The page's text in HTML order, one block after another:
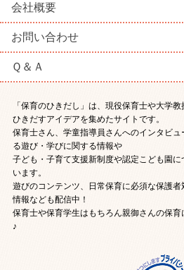
会社概要
お問い合わせ
Ｑ＆Ａ
「保育のひきだし」は、現役保育士や大学
ひきだすアイデアを集めたサイトです。
保育士さん、学童指導員さんへのインタビ
る遊び・学びに関する情報や
子ども・子育て支援新制度や認定こども園
います。
遊びのコンテンツ、日常保育に必須な保護
情報なども配信中！
保育士や保育学生はもちろん親御さんの保
♪